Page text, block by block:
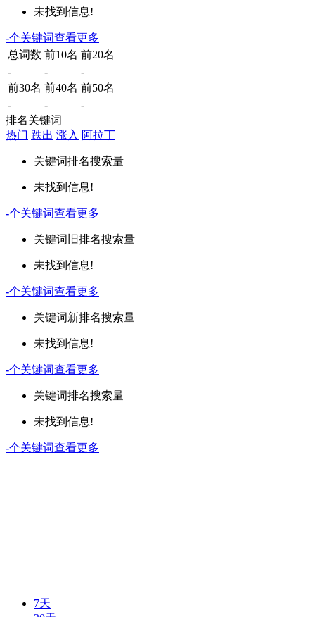
未找到信息!
-个关键词查看更多
总词数 前10名 前20名
-
-
-
前30名 前40名 前50名
-
-
-
排名关键词
热门 跌出 涨入 阿拉丁
关键词排名搜索量
未找到信息!
-个关键词查看更多
关键词 旧排名搜索量
未找到信息!
-个关键词查看更多
关键词新排名搜索量
未找到信息!
-个关键词查看更多
关键词排名搜索量
未找到信息!
-个关键词查看更多
7天